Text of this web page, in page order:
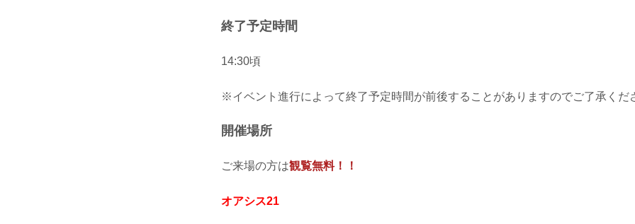
終了予定時間
14:30頃
※イベント進行によって終了予定時間が前後することがありますのでご了承くだ
開催場所
ご来場の方は観覧無料！！
オアシス21